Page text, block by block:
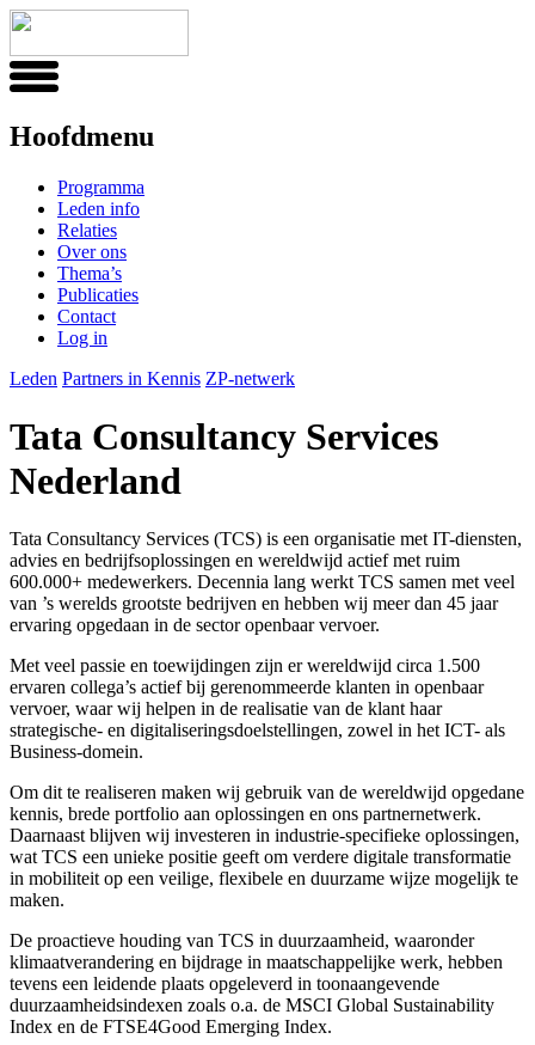
Hoofdmenu
Programma
Leden info
Relaties
Over ons
Thema’s
Publicaties
Contact
Log in
Leden Partners in Kennis ZP-netwerk
Tata Consultancy Services
Nederland
Tata Consultancy Services (TCS) is een organisatie met IT-diensten,
advies en bedrijfsoplossingen en wereldwijd actief met ruim
600.000+ medewerkers. Decennia lang werkt TCS samen met veel
van ’s werelds grootste bedrijven en hebben wij meer dan 45 jaar
ervaring opgedaan in de sector openbaar vervoer.
Met veel passie en toewijdingen zijn er wereldwijd circa 1.500
ervaren collega’s actief bij gerenommeerde klanten in openbaar
vervoer, waar wij helpen in de realisatie van de klant haar
strategische- en digitaliseringsdoelstellingen, zowel in het ICT- als
Business-domein.
Om dit te realiseren maken wij gebruik van de wereldwijd opgedane
kennis, brede portfolio aan oplossingen en ons partnernetwerk.
Daarnaast blijven wij investeren in industrie-specifieke oplossingen,
wat TCS een unieke positie geeft om verdere digitale transformatie
in mobiliteit op een veilige, flexibele en duurzame wijze mogelijk te
maken.
De proactieve houding van TCS in duurzaamheid, waaronder
klimaatverandering en bijdrage in maatschappelijke werk, hebben
tevens een leidende plaats opgeleverd in toonaangevende
duurzaamheidsindexen zoals o.a. de MSCI Global Sustainability
Index en de FTSE4Good Emerging Index.